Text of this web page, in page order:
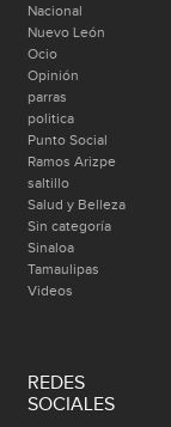
Nacional
Nuevo León
Ocio
Opinión
parras
politica
Punto Social
Ramos Arizpe
saltillo
Salud y Belleza
Sin categoría
Sinaloa
Tamaulipas
Videos
REDES
SOCIALES